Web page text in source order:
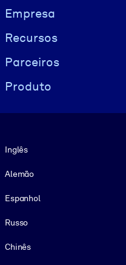
Visually hidden Text
Empresa
Recursos
Parceiros
Produto
Inglês
Alemão
Espanhol
Russo
Chinês